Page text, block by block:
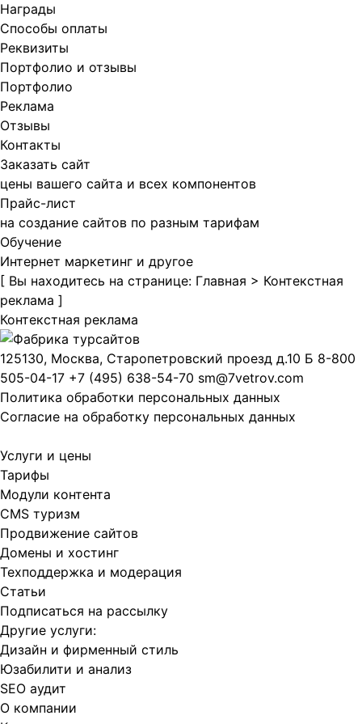
Награды
Способы оплаты
Реквизиты
Портфолио и отзывы
Портфолио
Реклама
Отзывы
Контакты
Заказать сайт
цены вашего сайта и всех компонентов
Прайс-лист
на создание сайтов по разным тарифам
Обучение
Интернет маркетинг и другое
[ Вы находитесь на странице: Главная > Контекстная
реклама ]
Контекстная реклама
125130, Москва, Старопетровский проезд д.10 Б 8-800
505-04-17 +7 (495) 638-54-70 sm@7vetrov.com
Политика обработки персональных данных
Согласие на обработку персональных данных
Услуги и цены
Тарифы
Модули контента
CMS туризм
Продвижение сайтов
Домены и хостинг
Техподдержка и модерация
Статьи
Подписаться на рассылку
Другие услуги:
Дизайн и фирменный стиль
Юзабилити и анализ
SEO аудит
О компании